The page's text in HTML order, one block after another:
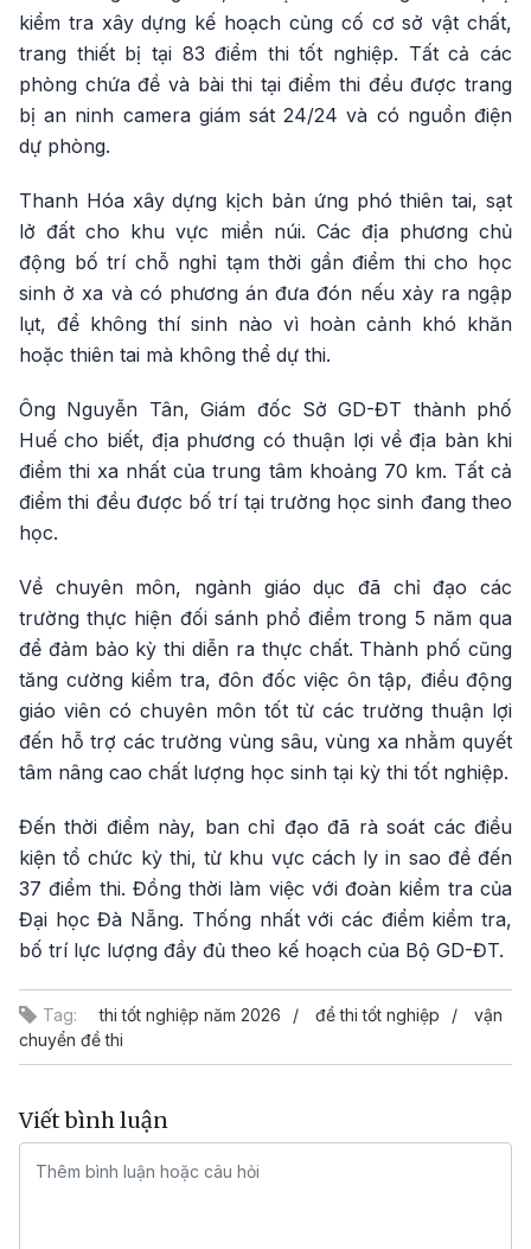
kiểm tra xây dựng kế hoạch củng cố cơ sở vật chất,
trang thiết bị tại 83 điểm thi tốt nghiệp. Tất cả các
phòng chứa đề và bài thi tại điểm thi đều được trang
bị an ninh camera giám sát 24/24 và có nguồn điện
dự phòng.
Thanh Hóa xây dựng kịch bản ứng phó thiên tai, sạt
lở đất cho khu vực miền núi. Các địa phương chủ
động bố trí chỗ nghỉ tạm thời gần điểm thi cho học
sinh ở xa và có phương án đưa đón nếu xảy ra ngập
lụt, để không thí sinh nào vì hoàn cảnh khó khăn
hoặc thiên tai mà không thể dự thi.
Ông Nguyễn Tân, Giám đốc Sở GD-ĐT thành phố
Huế cho biết, địa phương có thuận lợi về địa bàn khi
điểm thi xa nhất của trung tâm khoảng 70 km. Tất cả
điểm thi đều được bố trí tại trường học sinh đang theo
học.
Về chuyên môn, ngành giáo dục đã chỉ đạo các
trường thực hiện đối sánh phổ điểm trong 5 năm qua
để đảm bảo kỳ thi diễn ra thực chất. Thành phố cũng
tăng cường kiểm tra, đôn đốc việc ôn tập, điều động
giáo viên có chuyên môn tốt từ các trường thuận lợi
đến hỗ trợ các trường vùng sâu, vùng xa nhằm quyết
tâm nâng cao chất lượng học sinh tại kỳ thi tốt nghiệp.
Đến thời điểm này, ban chỉ đạo đã rà soát các điều
kiện tổ chức kỳ thi, từ khu vực cách ly in sao đề đến
37 điểm thi. Đồng thời làm việc với đoàn kiểm tra của
Đại học Đà Nẵng. Thống nhất với các điểm kiểm tra,
bố trí lực lượng đầy đủ theo kế hoạch của Bộ GD-ĐT.
Tag: thi tốt nghiệp năm 2026 đề thi tốt nghiệp
vận
chuyển đề thi
Viết bình luận